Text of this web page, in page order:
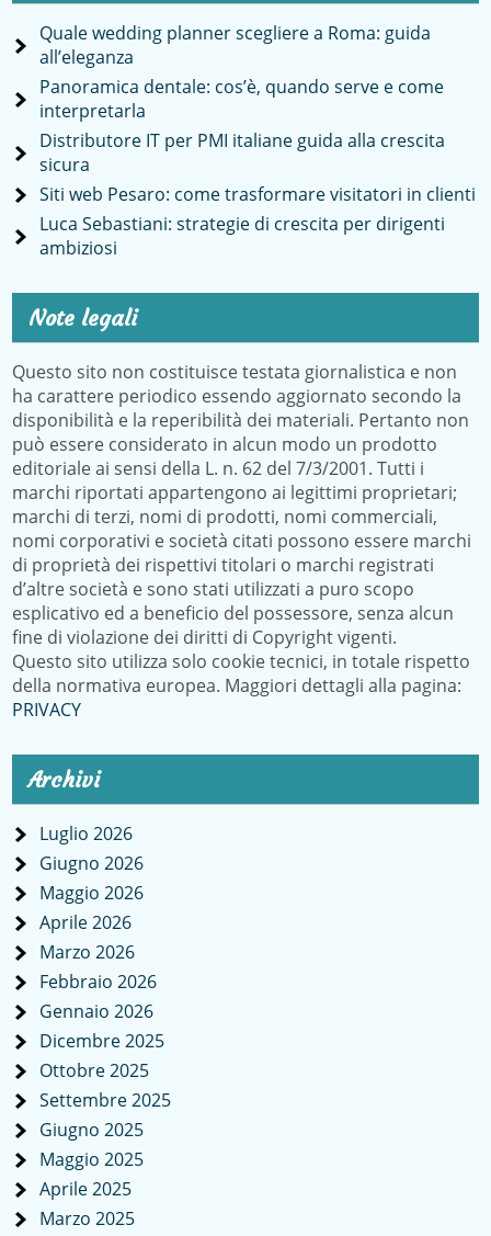
Quale wedding planner scegliere a Roma: guida
all’eleganza
Panoramica dentale: cos’è, quando serve e come
interpretarla
Distributore IT per PMI italiane guida alla crescita
sicura
Siti web Pesaro: come trasformare visitatori in clienti
Luca Sebastiani: strategie di crescita per dirigenti
ambiziosi
Note legali
Questo sito non costituisce testata giornalistica e non
ha carattere periodico essendo aggiornato secondo la
disponibilità e la reperibilità dei materiali. Pertanto non
può essere considerato in alcun modo un prodotto
editoriale ai sensi della L. n. 62 del 7/3/2001. Tutti i
marchi riportati appartengono ai legittimi proprietari;
marchi di terzi, nomi di prodotti, nomi commerciali,
nomi corporativi e società citati possono essere marchi
di proprietà dei rispettivi titolari o marchi registrati
d’altre società e sono stati utilizzati a puro scopo
esplicativo ed a beneficio del possessore, senza alcun
fine di violazione dei diritti di Copyright vigenti.
Questo sito utilizza solo cookie tecnici, in totale rispetto
della normativa europea. Maggiori dettagli alla pagina:
PRIVACY
Archivi
Luglio 2026
Giugno 2026
Maggio 2026
Aprile 2026
Marzo 2026
Febbraio 2026
Gennaio 2026
Dicembre 2025
Ottobre 2025
Settembre 2025
Giugno 2025
Maggio 2025
Aprile 2025
Marzo 2025